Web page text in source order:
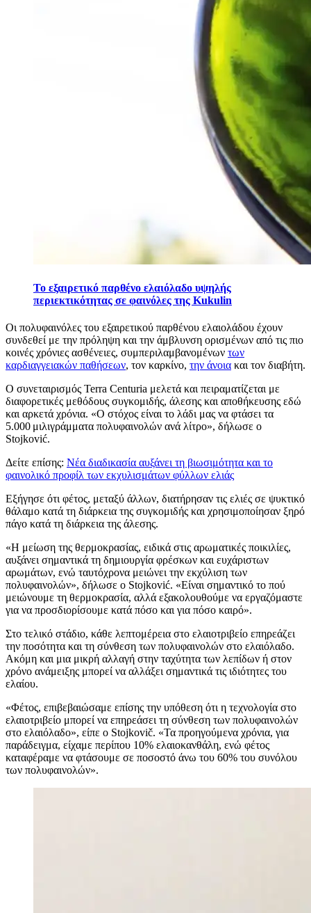
Το εξαιρετικό παρθένο ελαιόλαδο υψηλής
περιεκτικότητας σε φαινόλες της Kukulin
Οι πολυφαινόλες του εξαιρετικού παρθένου ελαιολάδου έχουν
συνδεθεί με την πρόληψη και την άμβλυνση ορισμένων από τις πιο
κοινές χρόνιες ασθένειες, συμπεριλαμβανομένων των
καρδιαγγειακών παθήσεων, τον καρκίνο, την άνοια και τον διαβήτη.
Ο συνεταιρισμός Terra Centuria μελετά και πειραματίζεται με
διαφορετικές μεθόδους συγκομιδής, άλεσης και αποθήκευσης εδώ
και αρκετά χρόνια. «Ο στόχος είναι το λάδι μας να φτάσει τα
5.000 μιλιγράμματα πολυφαινολών ανά λίτρο», δήλωσε ο
Stojković.
Δείτε επίσης: Νέα διαδικασία αυξάνει τη βιωσιμότητα και το
φαινολικό προφίλ των εκχυλισμάτων φύλλων ελιάς
Εξήγησε ότι φέτος, μεταξύ άλλων, διατήρησαν τις ελιές σε ψυκτικό
θάλαμο κατά τη διάρκεια της συγκομιδής και χρησιμοποίησαν ξηρό
πάγο κατά τη διάρκεια της άλεσης.
«Η μείωση της θερμοκρασίας, ειδικά στις αρωματικές ποικιλίες,
αυξάνει σημαντικά τη δημιουργία φρέσκων και ευχάριστων
αρωμάτων, ενώ ταυτόχρονα μειώνει την εκχύλιση των
πολυφαινολών», δήλωσε ο Stojković. «Είναι σημαντικό το πού
μειώνουμε τη θερμοκρασία, αλλά εξακολουθούμε να εργαζόμαστε
για να προσδιορίσουμε κατά πόσο και για πόσο καιρό».
Στο τελικό στάδιο, κάθε λεπτομέρεια στο ελαιοτριβείο επηρεάζει
την ποσότητα και τη σύνθεση των πολυφαινολών στο ελαιόλαδο.
Ακόμη και μια μικρή αλλαγή στην ταχύτητα των λεπίδων ή στον
χρόνο ανάμειξης μπορεί να αλλάξει σημαντικά τις ιδιότητες του
ελαίου.
«Φέτος, επιβεβαιώσαμε επίσης την υπόθεση ότι η τεχνολογία στο
ελαιοτριβείο μπορεί να επηρεάσει τη σύνθεση των πολυφαινολών
στο ελαιόλαδο», είπε ο Stojkovič. «Τα προηγούμενα χρόνια, για
παράδειγμα, είχαμε περίπου 10% ελαιοκανθάλη, ενώ φέτος
καταφέραμε να φτάσουμε σε ποσοστό άνω του 60% του συνόλου
των πολυφαινολών».